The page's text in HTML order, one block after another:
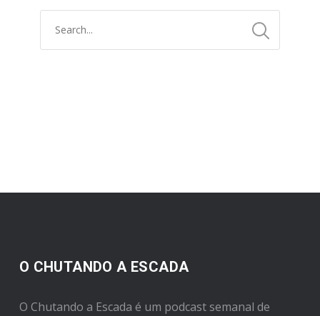
O CHUTANDO A ESCADA
O Chutando a Escada é um podcast semanal de